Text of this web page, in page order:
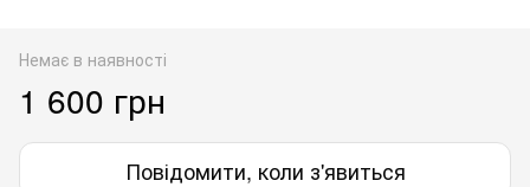
Немає в наявності
1 600 грн
Повідомити, коли з'явиться